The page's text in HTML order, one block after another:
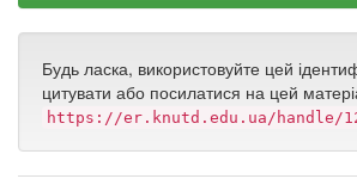
Будь ласка, використовуйте цей
цитувати або посилатися на цей
https://er.knutd.edu.ua/handle/